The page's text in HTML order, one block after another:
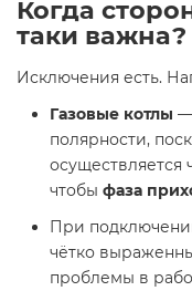
Когда
таки важна?
Исключения есть.
Газовые котлы —
полярности,
осуществляется
чтобы фаза
При
чётко
проблемы в